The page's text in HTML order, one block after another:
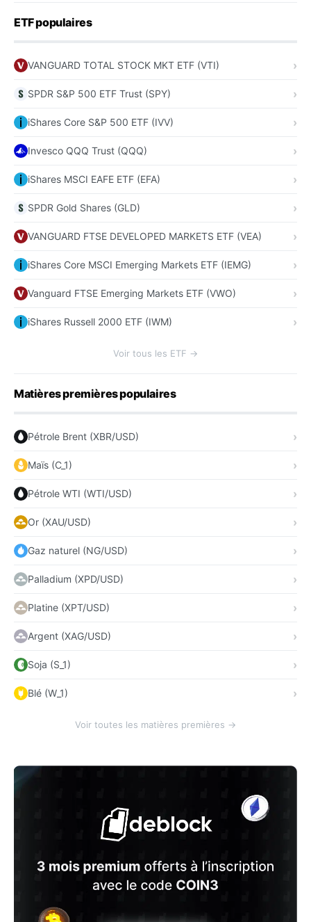
ETF populaires
VANGUARD TOTAL STOCK MKT ETF (VTI)
SPDR S&P 500 ETF Trust (SPY)
iShares Core S&P 500 ETF (IVV)
Invesco QQQ Trust (QQQ)
iShares MSCI EAFE ETF (EFA)
SPDR Gold Shares (GLD)
VANGUARD FTSE DEVELOPED MARKETS ETF (VEA)
iShares Core MSCI Emerging Markets ETF (IEMG)
Vanguard FTSE Emerging Markets ETF (VWO)
iShares Russell 2000 ETF (IWM)
Voir tous les ETF →
Matières premières populaires
Pétrole Brent (XBR/USD)
Maïs (C_1)
Pétrole WTI (WTI/USD)
Or (XAU/USD)
Gaz naturel (NG/USD)
Palladium (XPD/USD)
Platine (XPT/USD)
Argent (XAG/USD)
Soja (S_1)
Blé (W_1)
Voir toutes les matières premières →